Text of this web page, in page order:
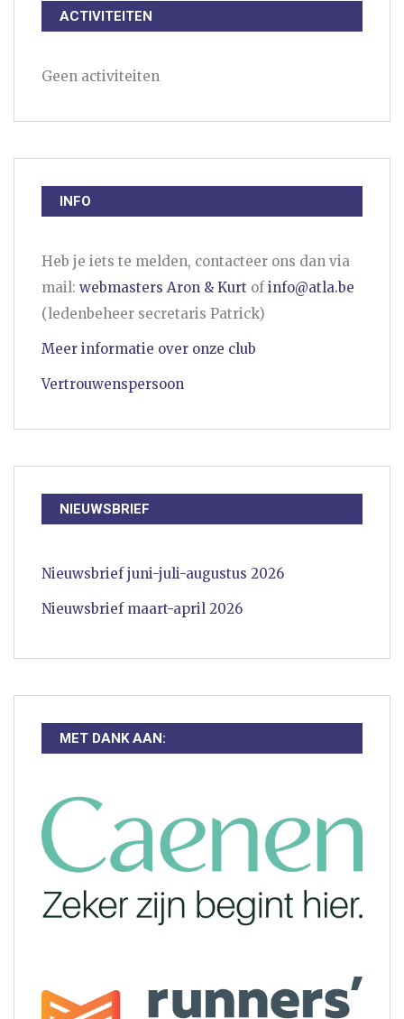
ACTIVITEITEN
Geen activiteiten
INFO
Heb je iets te melden, contacteer ons dan via
mail: webmasters Aron & Kurt ofinfo@atla.be
(ledenbeheer secretaris Patrick)
Meer informatie over onze club
Vertrouwenspersoon
NIEUWSBRIEF
Nieuwsbrief juni-juli-augustus 2026
Nieuwsbrief maart-april 2026
MET DANK AAN: